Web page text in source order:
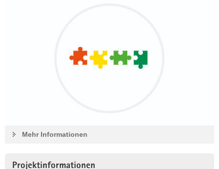
Mehr Informationen
Projektinformationen